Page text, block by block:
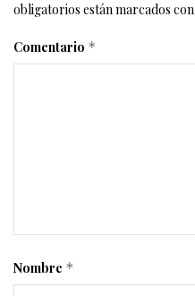
obligatorios están marcados con
Comentario *
Nombre *